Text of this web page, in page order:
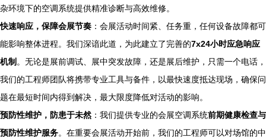
杂环境下的空调系统提供精准诊断与高效维修。
快速响应，保障会展节奏 ：会展活动时间紧、任务重，任何设备故障都可
能影响整体进程。我们深谙此道，为此建立了完善的7x24小时应急响应
机制 。无论是展前调试、展中突发故障，还是展后维护，只需一个电话，
我们的工程师团队将携带专业工具与备件，以最快速度抵达现场，确保问
题在最短时间内得到解决，最大限度降低对活动的影响。
预防性维护，防患于未然 ：我们提供专业的会展空调系统前期健康检查与
预防性维护服务。在重要会展活动开始前，我们的工程师可以对场馆的中